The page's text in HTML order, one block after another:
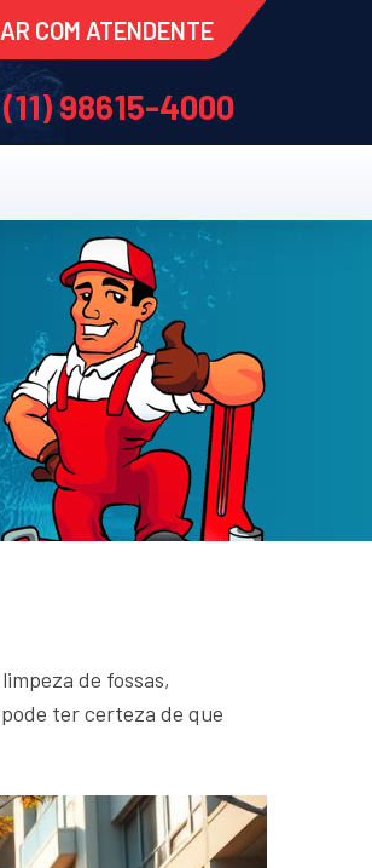
COM ATENDENTE
(11) 98615-4000
de fossas,
ter certeza de que